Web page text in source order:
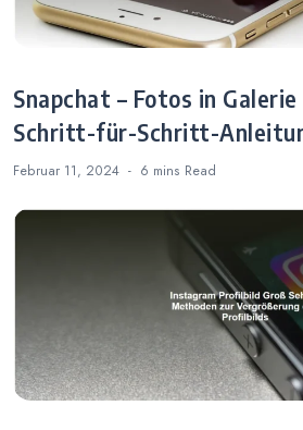
Snapchat – Fotos in
Schritt-für-Schritt-
Februar 11, 2024 6 mins Read